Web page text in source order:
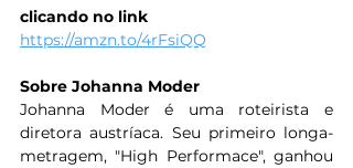
clicando no link
https://amzn.to/4rFsiQQ
Sobre Johanna Moder
Johanna Moder é uma roteirista e
diretora austríaca. Seu primeiro longa-
metragem, "High Performace", ganhou